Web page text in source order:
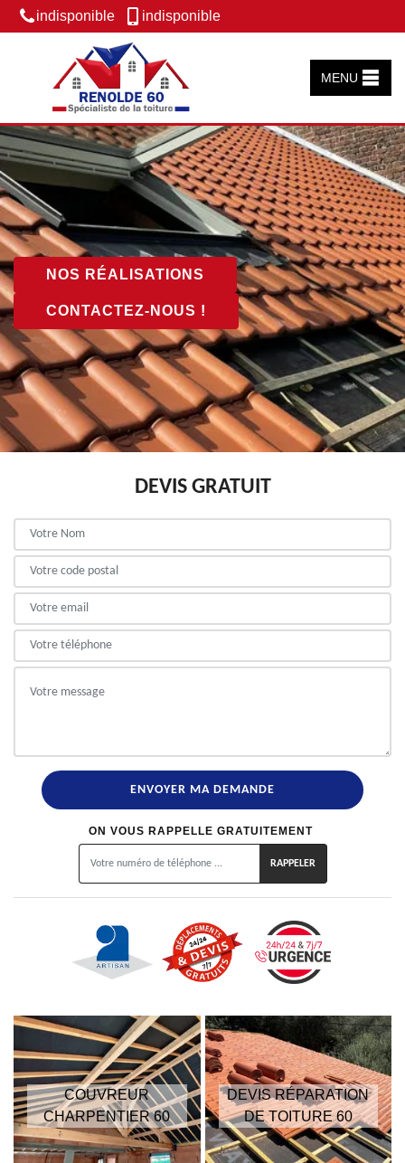
indisponible indisponible
MENU
NOS RÉALISATIONS
CONTACTEZ-NOUS !
DEVIS GRATUIT
ON VOUS RAPPELLE GRATUITEMENT
COUVREUR
CHARPENTIER 60
DEVIS RÉPARATION
DE TOITURE 60